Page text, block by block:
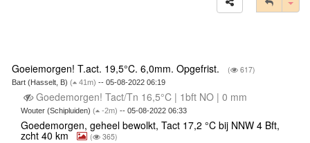
Goeiemorgen! T.act. 19,5°C. 6,0mm. Opgefrist. ( 617)
Bart (Hasselt, B) ( 41m) -- 05-08-2022 06:19
Goedemorgen! Tact/Tn 16,5°C | 1bft NO | 0 mm
Wouter (Schipluiden) ( -2m) -- 05-08-2022 06:33
Goedemorgen, geheel bewolkt, Tact 17,2 °C bij NNW 4 Bft,
zcht 40 km ( 365)